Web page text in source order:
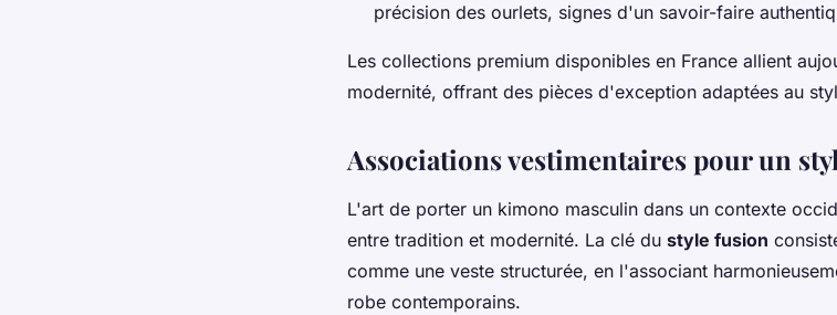
précision des ourlets, signes d'un savoir-faire
Les collections premium disponibles en France allient
modernité, offrant des pièces d'exception adaptées au
Associations vestimentaires pour un
L'art de porter un kimono masculin dans un contexte
entre tradition et modernité. La clé du style fusion
comme une veste structurée, en l'associant
robe contemporains.